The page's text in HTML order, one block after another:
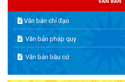
VĂN BẢN
Văn bản chỉ đạo
Văn bản pháp quy
Văn bản bầu cử